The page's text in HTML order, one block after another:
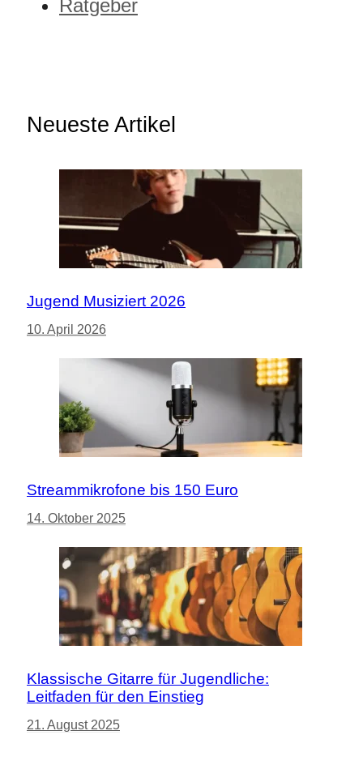
Ratgeber
Neueste Artikel
Jugend Musiziert 2026
10. April 2026
Streammikrofone bis 150 Euro
14. Oktober 2025
Klassische Gitarre für Jugendliche:
Leitfaden für den Einstieg
21. August 2025